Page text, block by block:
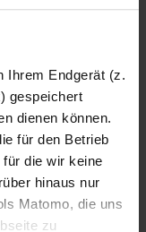
Ihrem Endgerät (z.
gespeichert
dienen können.
für den Betrieb
die wir keine
hinaus nur
Matomo, die uns
zu
Lorenz